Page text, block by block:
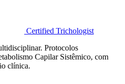
Certified Trichologist
Protocolos
Capilar Sistêmico, com
clínica.